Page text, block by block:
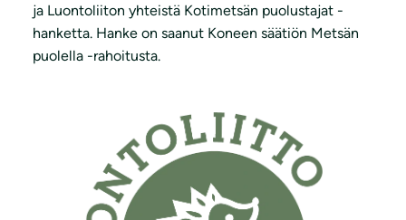
ja Luontoliiton yhteistä Kotimetsän puolustajat -
hanketta. Hanke on saanut Koneen säätiön Metsän
puolella -rahoitusta.